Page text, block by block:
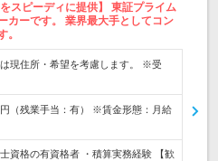
スピーディに提供】 東証プライム
カーです。 業界最大手としてコン
。
現住所・希望を考慮します。 ※受
（残業手当：有） ※賃金形態：月給
資格の有資格者 ・積算実務経験 【歓